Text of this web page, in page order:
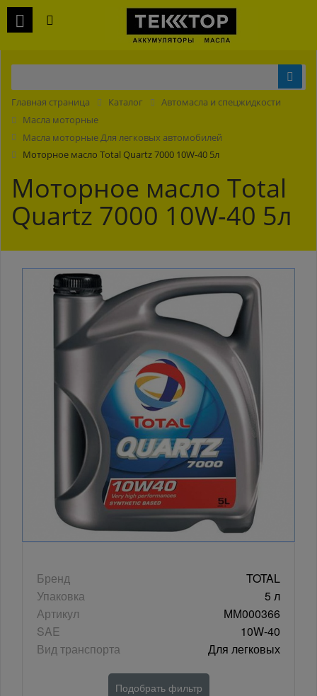
Главная страница Каталог
Автомасла и спецжидкости
Масла моторные
Масла моторные Для легковых автомобилей
Моторное масло Total Quartz 7000 10W-40 5л
Моторное масло Total
Quartz 7000 10W-40 5л
Бренд
TOTAL
Упаковка
5 л
Артикул
ММ000366
SAE
10W-40
Вид транспорта
Для легковых
Подобрать фильтр